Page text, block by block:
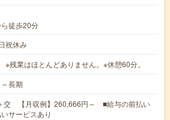
徒歩20分
祝休み
残業はほとんどありません。※休憩60分。
～長期
交 【月収例】260,666円～ ■給与の前払い
サービスあり